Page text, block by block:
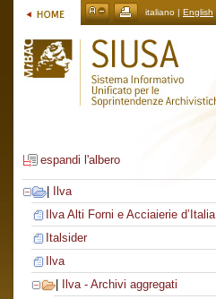
italiano | English
espandi l'albero
Ilva
Ilva Alti Forni e Acciaierie d’Italia
Italsider
Ilva
Ilva - Archivi aggregati